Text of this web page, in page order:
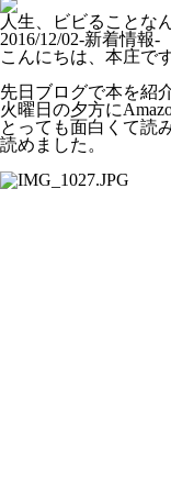
人生、ビビることな
2016/12/02-新着情報-
こんにちは、本庄です
先日ブログで本を紹
火曜日の夕方に
とっても面白くて読
読めました。